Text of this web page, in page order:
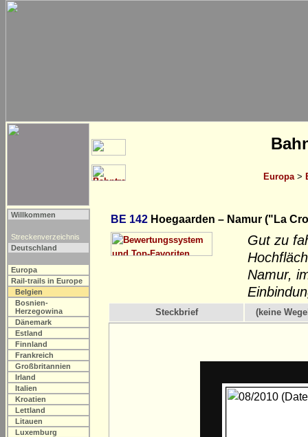
Europa >
Willkommen
Streckenverzeichnis
Deutschland
Europa
Rail-trails in Europe
Belgien
Bosnien-
Herzegowina
Dänemark
Estland
Finnland
Frankreich
Großbritannien
Irland
Italien
Kroatien
Lettland
Litauen
Luxemburg
BE 142 Hoegaarden – Namur ("La
Gut zu
Namur,
Steckbrief (keine